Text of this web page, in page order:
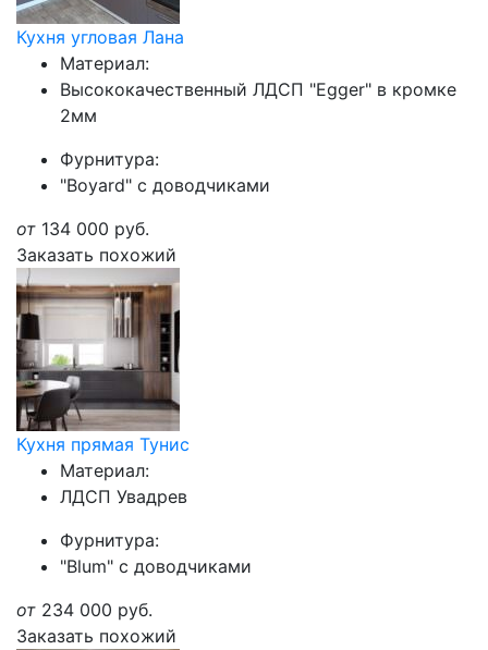
Кухня угловая Лана
Материал:
Высококачественный ЛДСП "Egger" в кромке
2мм
Фурнитура:
"Boyard" с доводчиками
от 134 000 руб.
Заказать похожий
Кухня прямая Тунис
Материал:
ЛДСП Увадрев
Фурнитура:
"Blum" с доводчиками
от 234 000 руб.
Заказать похожий